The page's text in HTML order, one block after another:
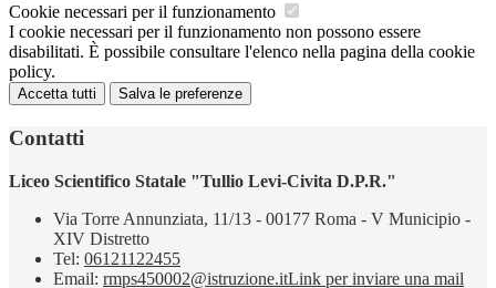
Cookie necessari per il funzionamento
I cookie necessari per il funzionamento non possono essere
disabilitati. È possibile consultare l'elenco nella pagina della cookie
policy.
Accetta tutti Salva le preferenze
Contatti
Liceo Scientifico Statale "Tullio Levi-Civita D.P.R."
Via Torre Annunziata, 11/13 - 00177 Roma - V Municipio -
XIV Distretto
Tel: 06121122455
Email: rmps450002@istruzione.itLink per inviare una mail